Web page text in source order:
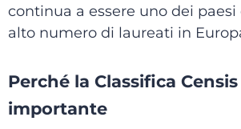
continua a essere uno dei
alto numero di laureati in
Perché la Classifica Censis
importante